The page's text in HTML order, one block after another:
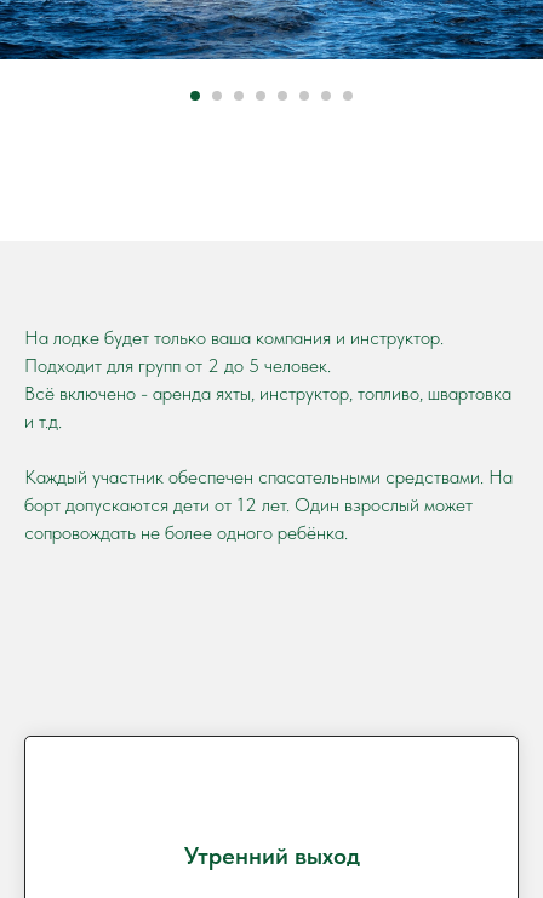
На лодке будет только ваша компания и инструктор.
Подходит для групп от 2 до 5 человек.
Всё включено - аренда яхты, инструктор, топливо, швартовка
и т.д.
Каждый участник обеспечен спасательными средствами. На
борт допускаются дети от 12 лет. Один взрослый может
сопровождать не более одного ребёнка.
Утренний выход